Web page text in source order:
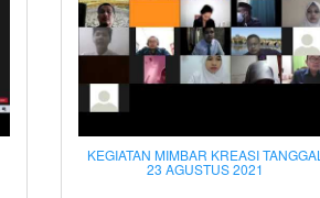
KEGIATAN MIMBAR KREASI TANGGAL
23 AGUSTUS 2021